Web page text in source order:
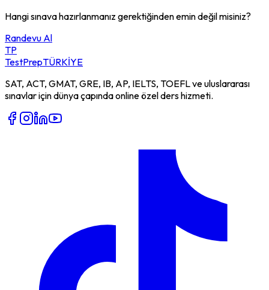
Hangi sınava hazırlanmanız gerektiğinden emin değil misiniz?
Randevu Al
TP
TestPrepTÜRKİYE
SAT, ACT, GMAT, GRE, IB, AP, IELTS, TOEFL ve uluslararası
sınavlar için dünya çapında online özel ders hizmeti.